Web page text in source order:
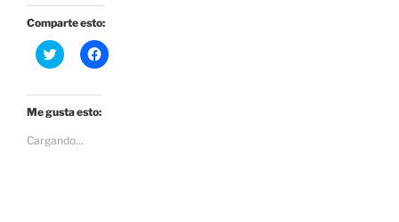
Comparte esto:
H
a
l
i
a
H
a
Me gusta esto:
Cargando...